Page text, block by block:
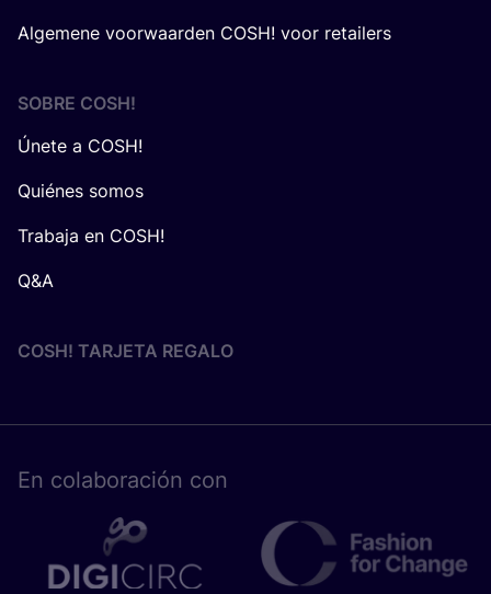
Algemene voorwaarden COSH! voor retailers
SOBRE COSH!
Únete a COSH!
Quiénes somos
Trabaja en COSH!
Q&A
COSH! TARJETA REGALO
En cola­bo­ra­ción con